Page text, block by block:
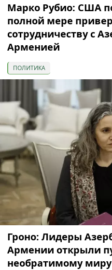
Марко Рубио: США
полной мере
сотрудничеству с
Арменией
ПОЛИТИКА
Гроно: Лидеры
Армении открыли
необратимому миру